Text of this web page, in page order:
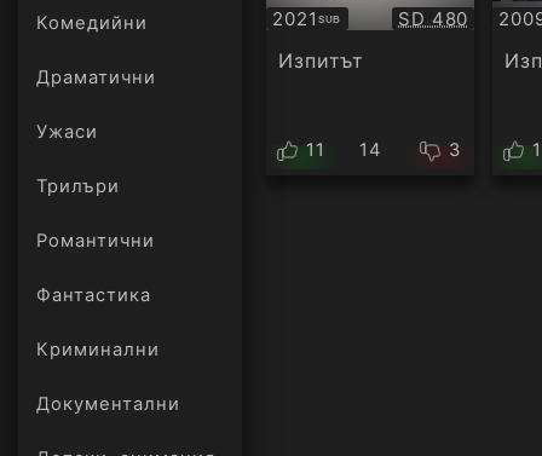
Комедийни
Драматични
Ужаси
Трилъри
онлайн
Романтични
Фантастика
Криминални
Документални
2021 SUB
Субтитри Качество:
SD 480
Изпитът
11 14 3